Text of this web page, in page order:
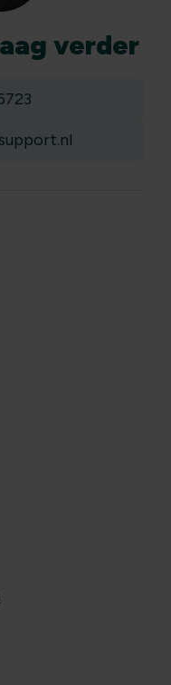
verder